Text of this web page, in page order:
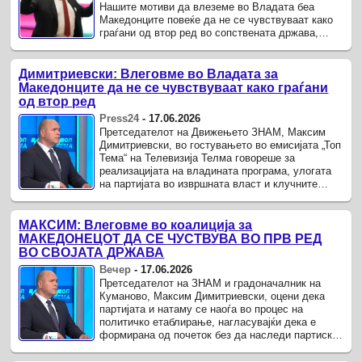
Нашите мотиви да влеземе во Владата беа
Македонците повеќе да не се чувствуваат како
граѓани од втор ред во сопствената држава,
дека ЗНАМ нема ...
Димитриевски: Влеговме во Владата за
Македонците да не се чувствуваат како граѓани
од втор ред
Press24-17.06.2026
Претседателот на Движењето ЗНАМ, Максим
Димитриевски, во гостувањето во емисијата „Топ
Тема“ на Телевизија Телма говореше за
реализацијата на владината програма, улогата
на партијата во извршната власт и клучните
МАКСИМ: Влеговме во коалиција за
МАКЕДОНЕЦОТ ДА СЕ ЧУСТВУВА ВО ПРВ РЕД
ВО СВОЈАТА ДРЖАВА
Вечер -17.06.2026
Претседателот на ЗНАМ и градоначалник на
Куманово, Максим Димитриевски, оцени дека
партијата и натаму се наоѓа во процес на
политичко етаблирање, нагласувајќи дека е
формирана од почеток без да наследи партиска